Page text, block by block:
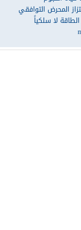
المحرض التوافقي
لا سلكياً